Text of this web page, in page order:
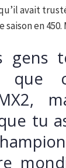
avait
en 450.
gens
tu